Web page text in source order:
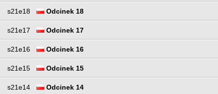
s21e18 Odcinek 18
s21e17 Odcinek 17
s21e16 Odcinek 16
s21e15 Odcinek 15
s21e14 Odcinek 14